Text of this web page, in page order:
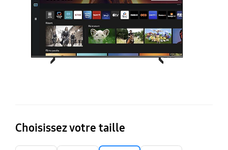
Choisissez votre taille